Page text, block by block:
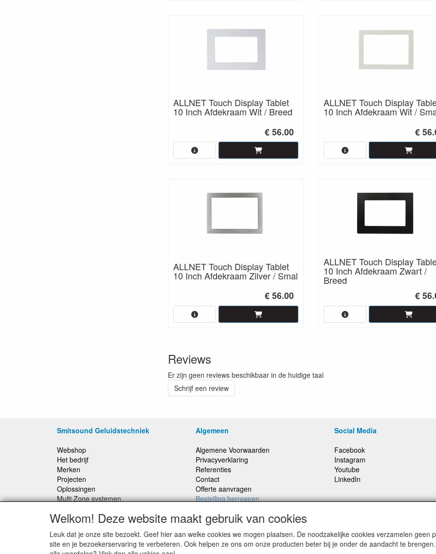
ALLNET Touch Display Tablet
10 Inch Afdekraam Wit / Breed
€ 56.00
ALLNET Touch Display
10 Inch Afdekraam Wit /
€
ALLNET Touch Display Tablet
10 Inch Afdekraam Zilver / Smal
€ 56.00
ALLNET Touch Display
10 Inch Afdekraam Zwart /
Breed
€
Reviews
Er zijn geen reviews beschikbaar in de huidige taal
Schrijf een review
Smitsound Geluidstechniek
Webshop
Het bedrijf
Merken
Projecten
Oplossingen
Multi Zone systemen
Onderhoud en Reparaties
Algemeen
Algemene Voorwaarden
Privacyverklaring
Referenties
Contact
Offerte aanvragen
Bestelling herroepen
Social Media
Facebook
Instagram
Youtube
LinkedIn
Bestellingen binnen Nederland, ongeacht gewicht,
verstuurd voor € 6,95
Prijzen inclusief 21% BTW, tenzij anders vermeldt
Welkom! Deze website maakt gebruik van cookies
Leuk dat je onze site bezoekt. Geef hier aan welke cookies we mogen plaatsen. De noodzakelijke cookies verzamelen
site en je bezoekerservaring te verbeteren. Ook helpen ze ons om onze producten beter bij je onder de aandacht te